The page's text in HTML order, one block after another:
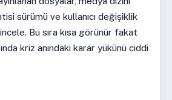
sürümü ve kullanıcı değişiklik
Bu sıra kısa görünür fakat
kriz anındaki karar yükünü ciddi